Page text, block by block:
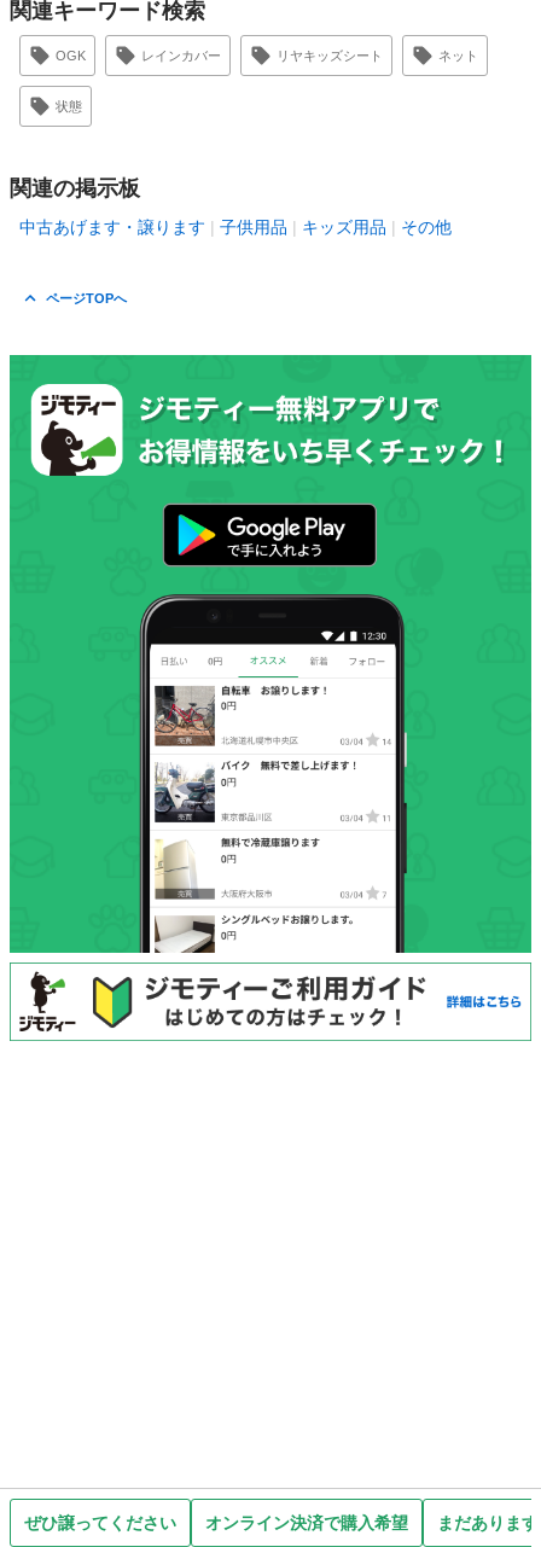
ぜひ譲ってください オンライン決済で購入希望 まだありま
関連キーワード検索
OGK レインカバー リヤキッズシート ネット
状態
関連の掲示板
中古あげます・譲ります 子供用品 キッズ用品 その他
ページTOPへ